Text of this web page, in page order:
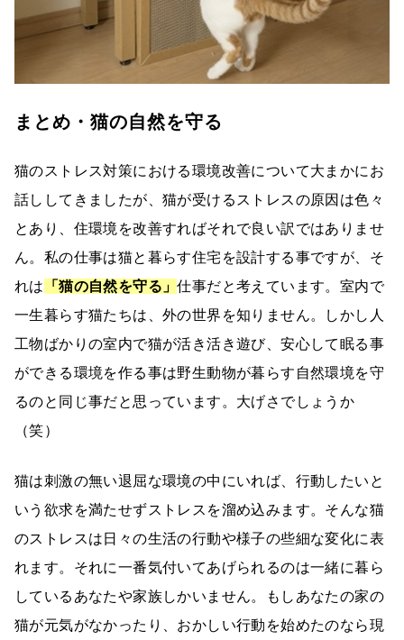
まとめ・猫の自然を守る
猫のストレス対策における環境改善について大まかにお
話ししてきましたが、猫が受けるストレスの原因は色々
とあり、住環境を改善すればそれで良い訳ではありませ
ん。私の仕事は猫と暮らす住宅を設計する事ですが、そ
れは
「猫の自然を守る」仕事だと考えています。室内で
一生暮らす猫たちは、外の世界を知りません。しかし人
工物ばかりの室内で猫が活き活き遊び、安心して眠る事
ができる環境を作る事は野生動物が暮らす自然環境を守
るのと同じ事だと思っています。大げさでしょうか
（笑）
猫は刺激の無い退屈な環境の中にいれば、行動したいと
いう欲求を満たせずストレスを溜め込みます。そんな猫
のストレスは日々の生活の行動や様子の些細な変化に表
れます。それに一番気付いてあげられるのは一緒に暮ら
しているあなたや家族しかいません。もしあなたの家の
猫が元気がなかったり、おかしい行動を始めたのなら現